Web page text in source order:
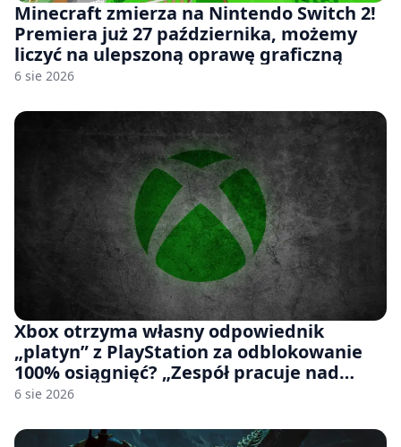
Minecraft zmierza na Nintendo Switch 2!
Premiera już 27 października, możemy
liczyć na ulepszoną oprawę graficzną
6 sie 2026
Xbox otrzyma własny odpowiednik
„platyn” z PlayStation za odblokowanie
100% osiągnięć? „Zespół pracuje nad
czymś, co ma się pojawić jeszcze w tym
6 sie 2026